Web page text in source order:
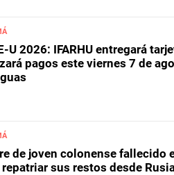
U 2026: IFARHU entregará
pagos este viernes 7 de
de joven colonense fallecido
sus restos desde